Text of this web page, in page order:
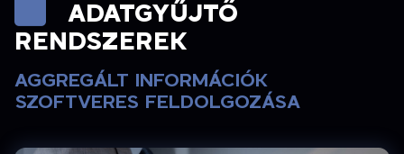
ADATGYŰJTŐ
RENDSZEREK
AGGREGÁLT INFORMÁCIÓK
SZOFTVERES FELDOLGOZÁSA